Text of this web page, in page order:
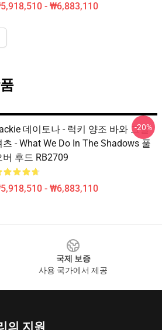
- ₩6,883,110
데이토나 - 럭키 양조 바와 그릴
츠 - What We Do In The Shadows 풀
버 후드 RB2709
- ₩6,883,110
-20%
국제 보증
사용 국가에서 제공
의 지원